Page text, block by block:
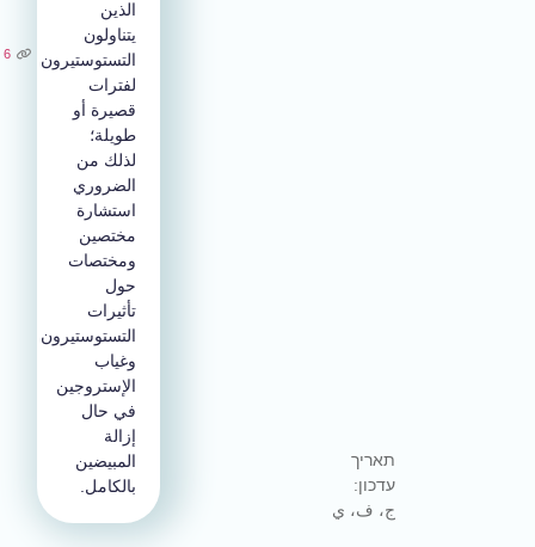
תאריך
עדכון:
ج، ف، ي
يتناولون
التستوستيرون
لفترات
قصيرة أو
طويلة؛
لذلك من
الضروري
استشارة
مختصين
ومختصات
تأثيرات
التستوستيرون
وغياب
الإستروجين
في حال
المبيضين
بالكامل.